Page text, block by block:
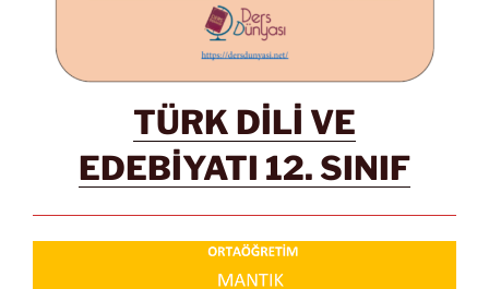
TÜRK DİLİ VE
EDEBİYATI 12. SINIF